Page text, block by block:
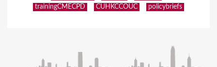
trainingCMECPD
CUHKCCOUC policybriefs